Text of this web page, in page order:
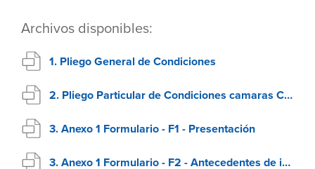
Archivos disponibles:
1. Pliego General de Condiciones
2. Pliego Particular de Condiciones camaras CCTV
3. Anexo 1 Formulario - F1 - Presentación
3. Anexo 1 Formulario - F2 - Antecedentes de incumplimiento